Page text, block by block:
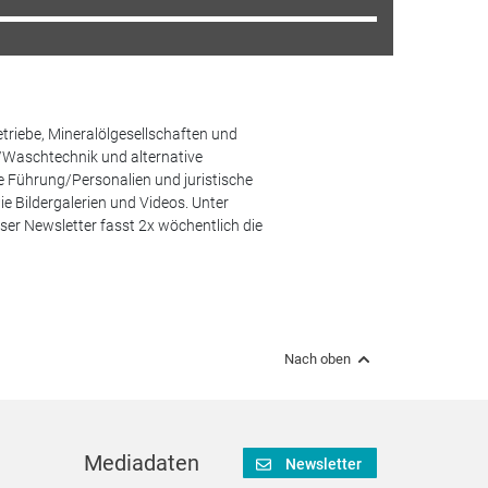
Mineralölgesellschaften und
und alternative
Führung/Personalien und juristische
Bildergalerien und Videos. Unter
Newsletter fasst 2x wöchentlich die
Nach oben
Mediadaten Newsletter